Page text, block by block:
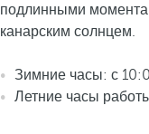
подлинными
канарским солнцем.
Зимние часы: с
Летние часы